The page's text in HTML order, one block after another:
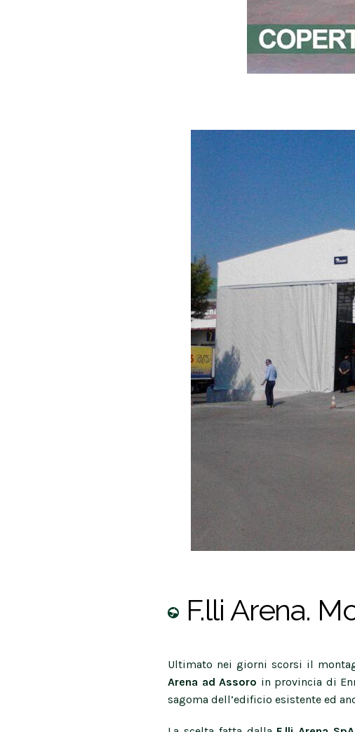
F.lli Arena.
Ultimato nei giorni scorsi il
Arena ad Assoro in provincia di
sagoma dell’edificio esistente ed